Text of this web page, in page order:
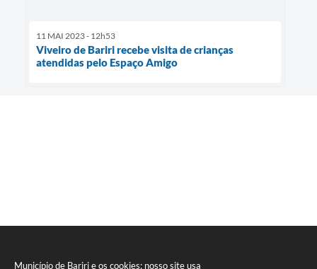
Município de Bariri e os cookies: nosso site usa
11 MAI 2023 - 12h53
Viveiro de Bariri recebe visita de crianças
atendidas pelo Espaço Amigo